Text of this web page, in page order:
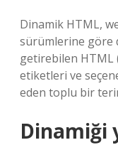
Dinamik HTML,
sürümlerine göre
getirebilen HTML
etiketleri ve
eden toplu bir
Dinamiği